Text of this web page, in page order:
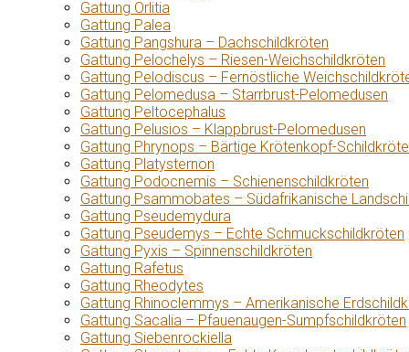
Gattung Orlitia
Gattung Palea
Gattung Pangshura – Dachschildkröten
Gattung Pelochelys – Riesen-Weichschildkröten
Gattung Pelodiscus – Fernöstliche
Gattung Pelomedusa – Starrbrust-Pelomedusen
Gattung Peltocephalus
Gattung Pelusios – Klappbrust-Pelomedusen
Gattung Phrynops – Bärtige Krötenkopf-
Gattung Platysternon
Gattung Podocnemis – Schienenschildkröten
Gattung Psammobates – Südafrikanische
Gattung Pseudemydura
Gattung Pseudemys – Echte Schmuckschildkröten
Gattung Pyxis – Spinnenschildkröten
Gattung Rafetus
Gattung Rheodytes
Gattung Rhinoclemmys – Amerikanische
Gattung Sacalia – Pfauenaugen-Sumpfschildkröten
Gattung Siebenrockiella